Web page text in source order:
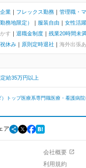
業 フレックス勤務 管理職・
務地限定） 服装自由 女性活躍
す 退職金制度 残業20時間未
休み 原則定時退社 海外出張
定給35万円以上
）トップ医療系専門職医療・看護病院
ア
会社概要
利用規約